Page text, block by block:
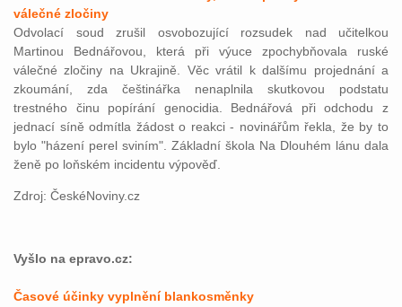
válečné zločiny
Odvolací soud zrušil osvobozující rozsudek nad učitelkou
Martinou Bednářovou, která při výuce zpochybňovala ruské
válečné zločiny na Ukrajině. Věc vrátil k dalšímu projednání a
zkoumání, zda češtinářka nenaplnila skutkovou podstatu
trestného činu popírání genocidia. Bednářová při odchodu z
jednací síně odmítla žádost o reakci - novinářům řekla, že by to
bylo "házení perel sviním". Základní škola Na Dlouhém lánu dala
ženě po loňském incidentu výpověď.
Zdroj: ČeskéNoviny.cz
Vyšlo na epravo.cz:
Časové účinky vyplnění blankosměnky